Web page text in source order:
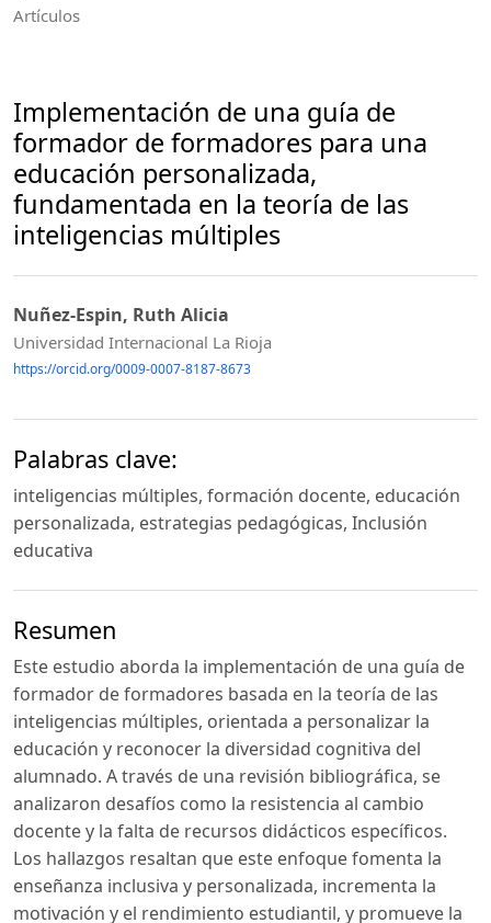
Artículos
Implementación de una guía de
formador de formadores para una
educación personalizada,
fundamentada en la teoría de las
inteligencias múltiples
Nuñez-Espin, Ruth Alicia
Universidad Internacional La Rioja
https://orcid.org/0009-0007-8187-8673
Palabras clave:
inteligencias múltiples, formación docente, educación
personalizada, estrategias pedagógicas, Inclusión
educativa
Resumen
Este estudio aborda la implementación de una guía de
formador de formadores basada en la teoría de las
inteligencias múltiples, orientada a personalizar la
educación y reconocer la diversidad cognitiva del
alumnado. A través de una revisión bibliográfica, se
analizaron desafíos como la resistencia al cambio
docente y la falta de recursos didácticos específicos.
Los hallazgos resaltan que este enfoque fomenta la
enseñanza inclusiva y personalizada, incrementa la
motivación y el rendimiento estudiantil, y promueve la